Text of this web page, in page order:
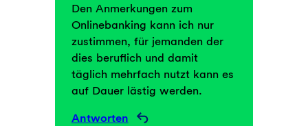
Den Anmerkungen zum
Onlinebanking kann ich nur
zustimmen, für jemanden der
dies beruflich und damit
täglich mehrfach nutzt kann es
auf Dauer lästig werden.
Antworten